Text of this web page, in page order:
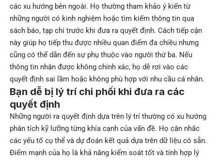
các xu hướng bên ngoài. Họ thường tham khảo ý kiến từ
những người có kinh nghiệm hoặc tìm kiếm thông tin qua
sách báo, tạp chí trước khi đưa ra quyết định. Cách tiếp cận
này giúp họ tiếp thu được nhiều quan điểm đa chiều nhưng
cũng có thể dẫn đến sự phụ thuộc vào người thứ ba. Nếu
thông tin nhận được không chính xác, họ dễ rơi vào các
quyết định sai lầm hoặc không phù hợp với nhu cầu cá nhân.
Bạn dễ bị lý trí chi phối khi đưa ra các
quyết định
Những người ra quyết định dựa trên lý trí thường có xu hướng
phân tích kỹ lưỡng từng khía cạnh của vấn đề. Họ cân nhắc
các yếu tố cụ thể và dự đoán kết quả dựa trên dữ liệu có sẵn.
Điểm mạnh của họ là khả năng kiểm soát tốt và tính hợp lý